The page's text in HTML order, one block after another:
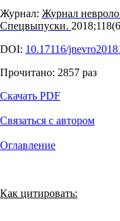
Журнал: Журнал
Спецвыпуски.
DOI: 10.17116/
Прочитано: 2857 раз
Скачать PDF
Связаться с автором
Оглавление
Как цитировать: